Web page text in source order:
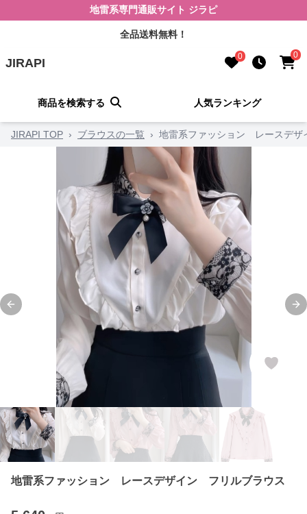
地雷系専門通販サイト ジラピ
全品送料無料！
JIRAPI 0 0
商品を検索する 人気ランキング
JIRAPI TOP › ブラウスの一覧 › 地雷系ファッション レースデ
Previous slide
地雷系ファッション レースデザイン フリルブラウス